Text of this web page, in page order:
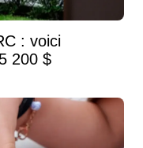
: voici
200 $